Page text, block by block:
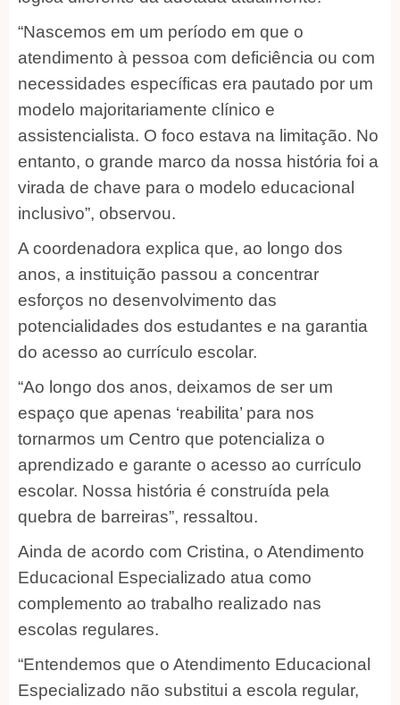
“Nascemos em um período em que o
atendimento à pessoa com deficiência ou com
necessidades específicas era pautado por um
modelo majoritariamente clínico e
assistencialista. O foco estava na limitação. No
entanto, o grande marco da nossa história foi a
virada de chave para o modelo educacional
inclusivo”, observou.
A coordenadora explica que, ao longo dos
anos, a instituição passou a concentrar
esforços no desenvolvimento das
potencialidades dos estudantes e na garantia
do acesso ao currículo escolar.
“Ao longo dos anos, deixamos de ser um
espaço que apenas ‘reabilita’ para nos
tornarmos um Centro que potencializa o
aprendizado e garante o acesso ao currículo
escolar. Nossa história é construída pela
quebra de barreiras”, ressaltou.
Ainda de acordo com Cristina, o Atendimento
Educacional Especializado atua como
complemento ao trabalho realizado nas
escolas regulares.
“Entendemos que o Atendimento Educacional
Especializado não substitui a escola regular,